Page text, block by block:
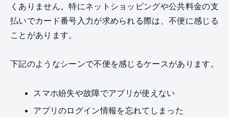
くありません。特にネットショッピングや公共料金の支
払いでカード番号入力が求められる際は、不便に感じる
ことがあります。
下記のようなシーンで不便を感じるケースがあります。
スマホ紛失や故障でアプリが使えない
アプリのログイン情報を忘れてしまった